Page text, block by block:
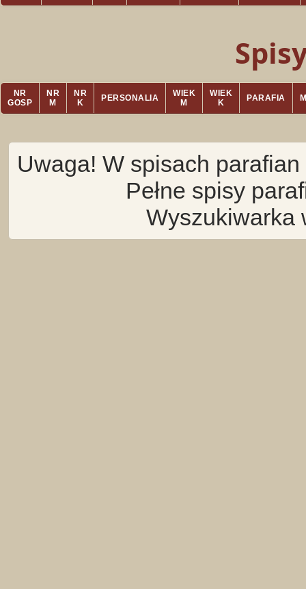
NR
GOSP
NR
M
NR
K
PERSONALIA
WIEK
M
WIEK
K
PARAFIA
Uwaga! W spisach
Pełne spisy
Wyszukiwarka